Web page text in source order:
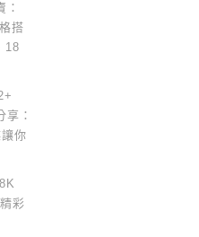
搭
18
：
你
彩